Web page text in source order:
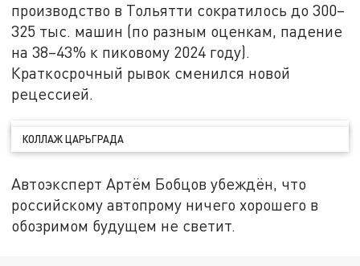
производство в Тольятти сократилось до 300–
325 тыс. машин (по разным оценкам, падение
на 38–43% к пиковому 2024 году).
Краткосрочный рывок сменился новой
рецессией.
КОЛЛАЖ ЦАРЬГРАДА
Автоэксперт Артём Бобцов убеждён, что
российскому автопрому ничего хорошего в
обозримом будущем не светит.